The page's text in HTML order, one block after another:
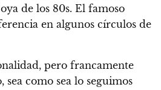
de los 80s. El famoso
en algunos círculos de
pero francamente
como sea lo seguimos